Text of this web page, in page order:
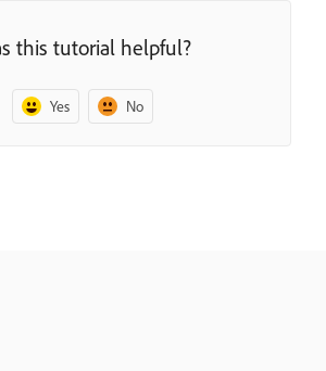
this tutorial helpful?
Yes No